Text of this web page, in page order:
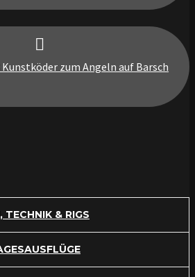
Kunstköder zum Angeln auf Barsch
TECHNIK & RIGS